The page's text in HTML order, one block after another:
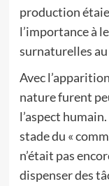
production
l’importance à
surnaturelles
Avec
nature furent
l’aspect
stade du «
n’était pas
dispenser des